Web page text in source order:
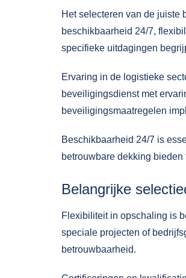
Het selecteren van de juiste
beschikbaarheid 24/7,
specifieke uitdagingen
Ervaring in de logistieke
beveiligingsdienst met
beveiligingsmaatregelen
Beschikbaarheid 24/7 is
betrouwbare dekking
Belangrijke
Flexibiliteit in opschaling is
speciale projecten of
betrouwbaarheid.